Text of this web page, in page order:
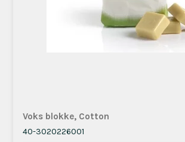
Voks blokke, Cotton
40-3020226001